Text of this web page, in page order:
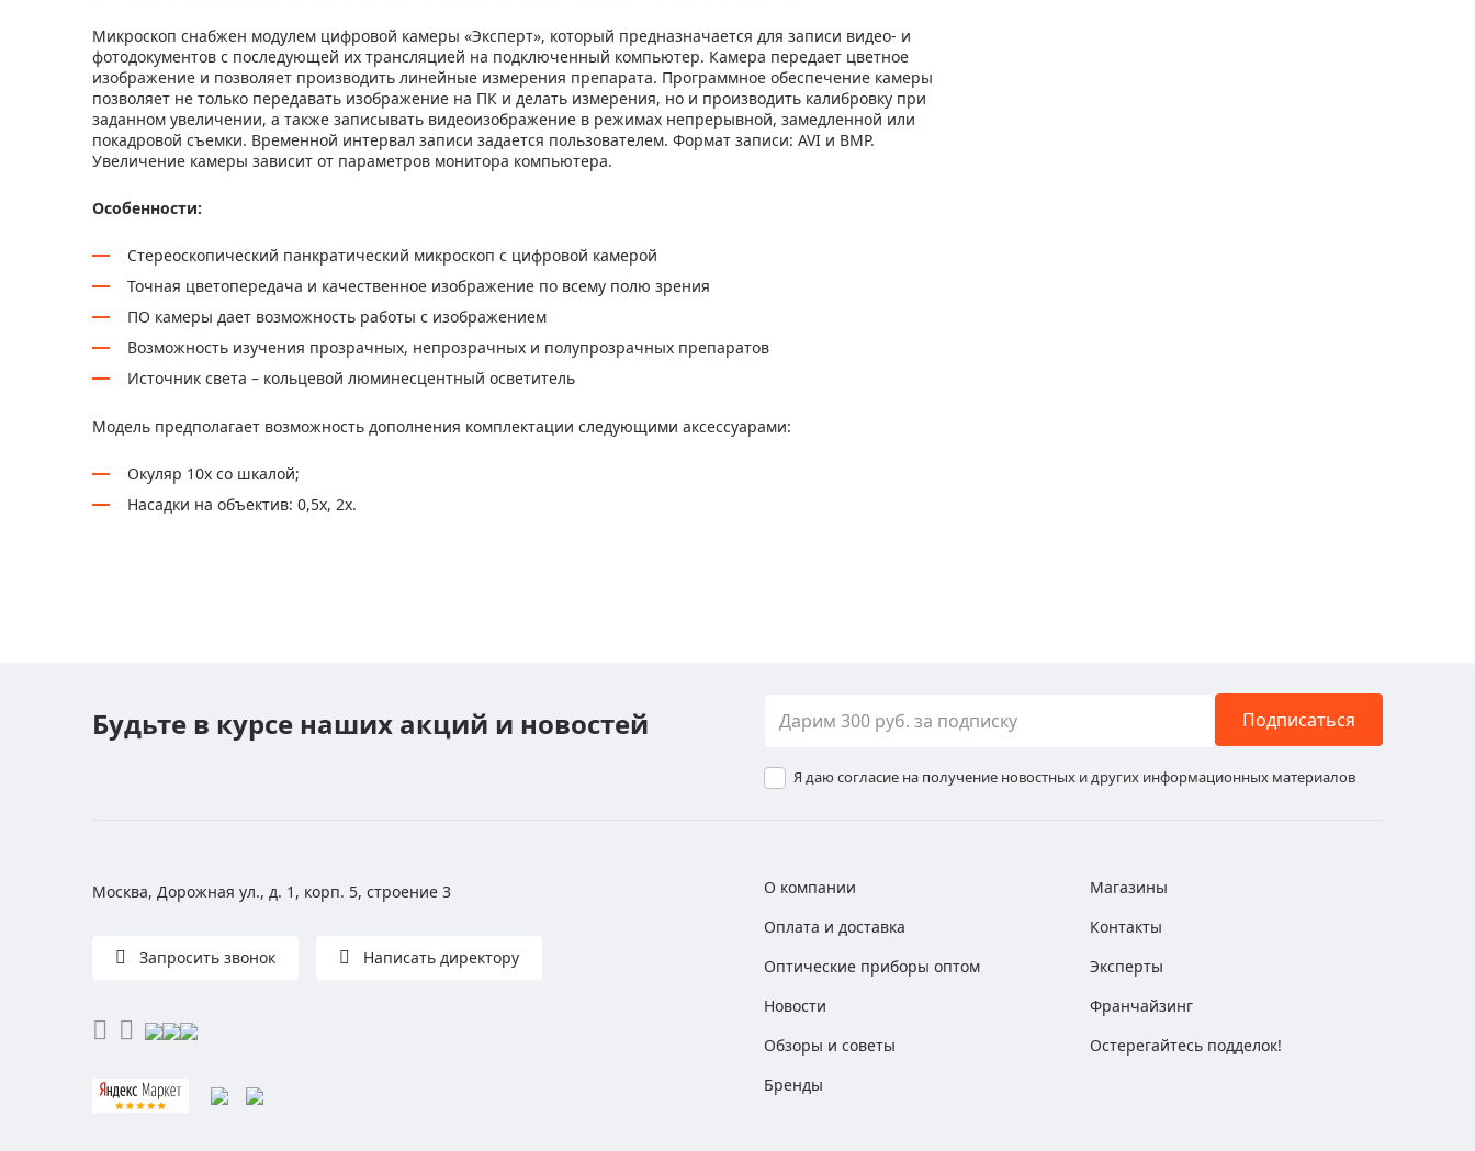
Микроскоп снабжен модулем цифровой камеры «Эксперт», который предназначается для записи видео- и
фотодокументов с последующей их трансляцией на подключенный компьютер. Камера передает цветное
изображение и позволяет производить линейные измерения препарата. Программное обеспечение камеры
позволяет не только передавать изображение на ПК и делать измерения, но и производить калибровку при
заданном увеличении, а также записывать видеоизображение в режимах непрерывной, замедленной или
покадровой съемки. Временной интервал записи задается пользователем. Формат записи: AVI и BMP.
Увеличение камеры зависит от параметров монитора компьютера.
Особенности:
Стереоскопический панкратический микроскоп с цифровой камерой
Точная цветопередача и качественное изображение по всему полю зрения
ПО камеры дает возможность работы с изображением
Возможность изучения прозрачных, непрозрачных и полупрозрачных препаратов
Источник света – кольцевой люминесцентный осветитель
Модель предполагает возможность дополнения комплектации следующими аксессуарами:
Окуляр 10х со шкалой;
Насадки на объектив: 0,5х, 2х.
Будьте в курсе наших акций и новостей Подписаться
Я даю согласие на получение новостных и других информационных материалов
Москва, Дорожная ул., д. 1, корп. 5, строение 3
Запросить звонок Написать директору
О компании
Оплата и доставка
Оптические приборы оптом
Новости
Обзоры и советы
Бренды
Магазины
Контакты
Эксперты
Франчайзинг
Остерегайтесь подделок!